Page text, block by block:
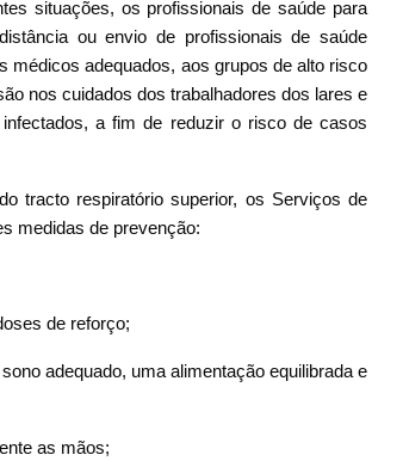
situações, os profissionais de saúde para
ou envio de profissionais de saúde
médicos adequados, aos grupos de alto risco
nos cuidados dos trabalhadores dos lares e
a fim de reduzir o risco de casos
tracto respiratório superior, os Serviços de
medidas de prevenção:
de reforço;
adequado, uma alimentação equilibrada e
as mãos;